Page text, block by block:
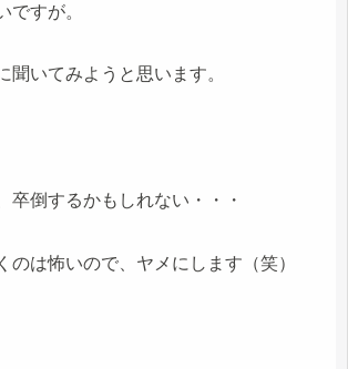
ですが。
聞いてみようと思います。
卒倒するかもしれない・・・
のは怖いので、ヤメにします（笑）